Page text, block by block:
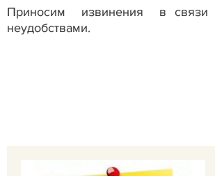
Приносим извинения в связи
неудобствами.